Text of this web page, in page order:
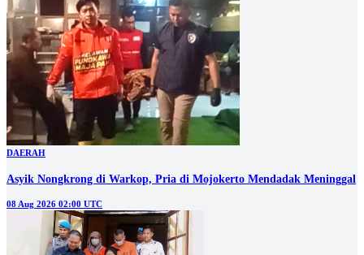
DAERAH
Asyik Nongkrong di Warkop, Pria di Mojokerto Mendadak Meninggal
08 Aug 2026 02:00 UTC